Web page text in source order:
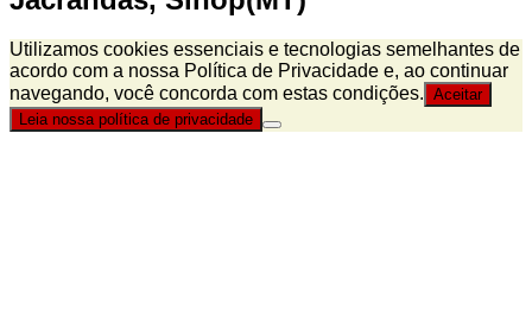
Utilizamos cookies essenciais e tecnologias semelhantes de
acordo com a nossa Política de Privacidade e, ao continuar
navegando, você concorda com estas condições. Aceitar
Leia nossa política de privacidade